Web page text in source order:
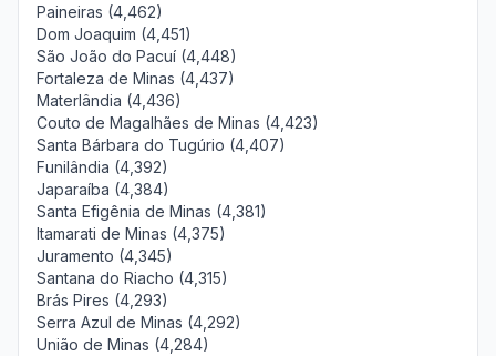
Paineiras (4,462)
Dom Joaquim (4,451)
São João do Pacuí (4,448)
Fortaleza de Minas (4,437)
Materlândia (4,436)
Couto de Magalhães de Minas (4,423)
Santa Bárbara do Tugúrio (4,407)
Funilândia (4,392)
Japaraíba (4,384)
Santa Efigênia de Minas (4,381)
Itamarati de Minas (4,375)
Juramento (4,345)
Santana do Riacho (4,315)
Brás Pires (4,293)
Serra Azul de Minas (4,292)
União de Minas (4,284)